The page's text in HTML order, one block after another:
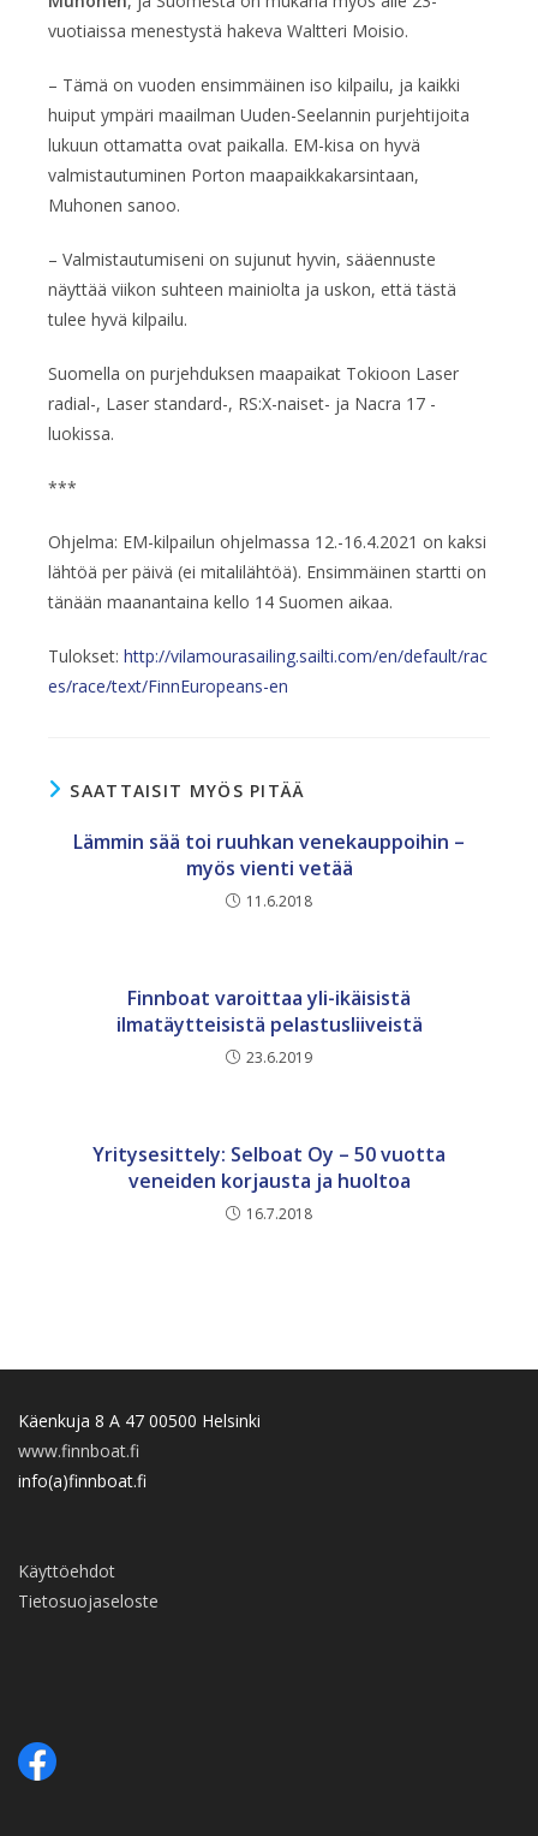
vuotiaissa menestystä hakeva Waltteri Moisio.
– Tämä on vuoden ensimmäinen iso kilpailu, ja kaikki
huiput ympäri maailman Uuden-Seelannin purjehtijoita
lukuun ottamatta ovat paikalla. EM-kisa on hyvä
valmistautuminen Porton maapaikkakarsintaan,
Muhonen sanoo.
– Valmistautumiseni on sujunut hyvin, sääennuste
näyttää viikon suhteen mainiolta ja uskon, että tästä
tulee hyvä kilpailu.
Suomella on purjehduksen maapaikat Tokioon Laser
radial-, Laser standard-, RS:X-naiset- ja Nacra 17 -
luokissa.
***
Ohjelma: EM-kilpailun ohjelmassa 12.-16.4.2021 on kaksi
lähtöä per päivä (ei mitalilähtöä). Ensimmäinen startti on
tänään maanantaina kello 14 Suomen aikaa.
Tulokset: http://vilamourasailing.sailti.com/en/default/rac
es/race/text/FinnEuropeans-en
SAATTAISIT MYÖS PITÄÄ
Lämmin sää toi ruuhkan venekauppoihin –
myös vienti vetää
11.6.2018
Finnboat varoittaa yli-ikäisistä
ilmatäytteisistä pelastusliiveistä
23.6.2019
Yritysesittely: Selboat Oy – 50 vuotta
veneiden korjausta ja huoltoa
16.7.2018
Käenkuja 8 A 47 00500 Helsinki
www.finnboat.fi
info(a)finnboat.fi
Käyttöehdot
Tietosuojaseloste